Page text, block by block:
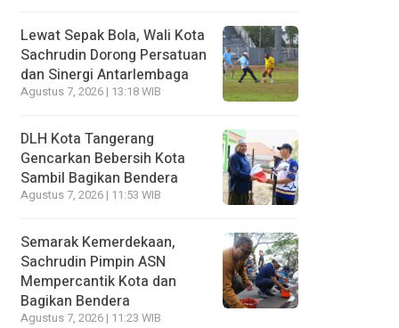
Lewat Sepak Bola, Wali Kota
Sachrudin Dorong Persatuan
dan Sinergi Antarlembaga
Agustus 7, 2026 | 13:18 WIB
DLH Kota Tangerang
Gencarkan Bebersih Kota
Sambil Bagikan Bendera
Agustus 7, 2026 | 11:53 WIB
Semarak Kemerdekaan,
Sachrudin Pimpin ASN
Mempercantik Kota dan
Bagikan Bendera
Agustus 7, 2026 | 11:23 WIB